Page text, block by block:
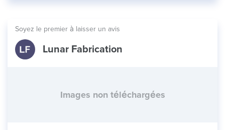
Soyez le premier à laisser un avis
Lunar Fabrication
Images non téléchargées